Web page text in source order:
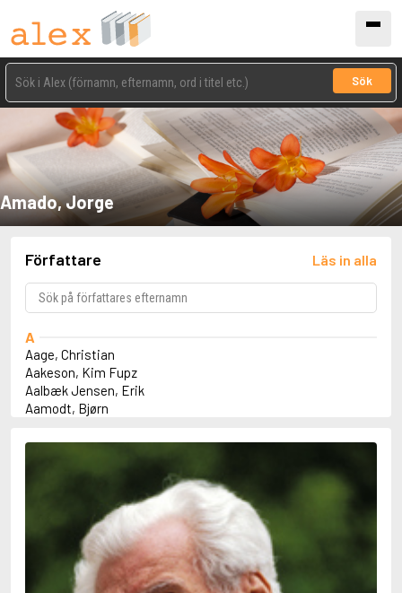
Sök
Amado, Jorge
Författare Läs in alla
A
Aage, Christian
Aakeson, Kim Fupz
Aalbæk Jensen, Erik
Aamodt, Bjørn
Abbey, Kieran
Abdel-Fattah, Randa
Abdolah, Kader
Abé, Kobo
Abedi, Isabel
Abele, Inga